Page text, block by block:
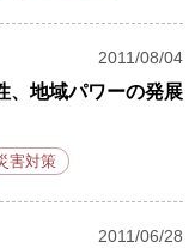
2011/08/04
、地域パワーの発展
害対策
2011/06/28